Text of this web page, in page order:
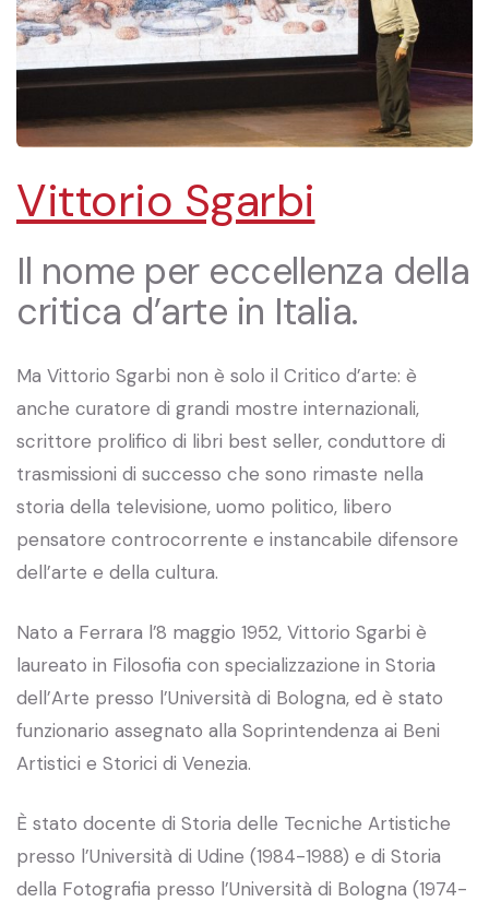
Vittorio Sgarbi
Il nome per eccellenza della
critica d’arte in Italia.
Ma Vittorio Sgarbi non è solo il Critico d’arte: è
anche curatore di grandi mostre internazionali,
scrittore prolifico di libri best seller, conduttore di
trasmissioni di successo che sono rimaste nella
storia della televisione, uomo politico, libero
pensatore controcorrente e instancabile difensore
dell’arte e della cultura.
Nato a Ferrara l’8 maggio 1952, Vittorio Sgarbi è
laureato in Filosofia con specializzazione in Storia
dell’Arte presso l’Università di Bologna, ed è stato
funzionario assegnato alla Soprintendenza ai Beni
Artistici e Storici di Venezia.
È stato docente di Storia delle Tecniche Artistiche
presso l’Università di Udine (1984-1988) e di Storia
della Fotografia presso l’Università di Bologna (1974-